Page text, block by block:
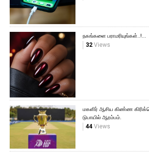
நகங்களை பராமரியுங்கள்..!...
32Views
மகளிர் ஆசிய கிண்ண
டுபாயில் ஆரம்பம்.
44Views